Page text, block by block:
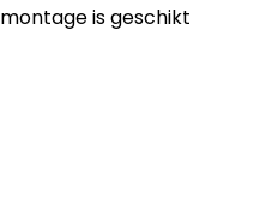
is geschikt